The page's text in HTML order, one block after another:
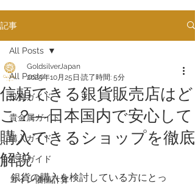
記事
All Posts
投資ガイド
貴金属ガイド
購入ガイド
売却ガイド
​コイン価値計算
All Posts
信頼できる銀貨販売店はど
こ？―日本国内で安心して
購入できるショップを徹底
解説
GoldsilverJapan
2025年10月25日 読了時間: 5分
銀貨の購入を検討している方にとっ